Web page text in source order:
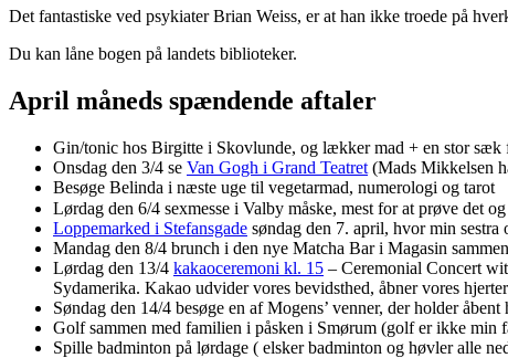
Det fantastiske ved psykiater Brian Weiss, er at han ikke troede på
Du kan låne bogen på landets biblioteker.
April måneds spændende aftaler
Gin/tonic hos Birgitte i Skovlunde, og lækker mad + en stor
Onsdag den 3/4 se Van Gogh i Grand Teatret (Mads Mikkelsen
Besøge Belinda i næste uge til vegetarmad, numerologi og tarot
Lørdag den 6/4 sexmesse i Valby måske, mest for at prøve det
Loppemarked i Stefansgade søndag den 7. april, hvor min sestra
Mandag den 8/4 brunch i den nye Matcha Bar i Magasin
Lørdag den 13/4 kakaoceremoni kl. 15 – Ceremonial Concert
Sydamerika. Kakao udvider vores bevidsthed, åbner vores
Søndag den 14/4 besøge en af Mogens’ venner, der holder
Golf sammen med familien i påsken i Smørum (golf er ikke min
Spille badminton på lørdage ( elsker badminton og høvler alle